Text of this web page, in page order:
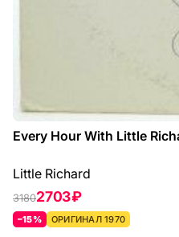
Every Hour With Little
Little Richard
31802703 ₽
–15% ОРИГИНАЛ 1970